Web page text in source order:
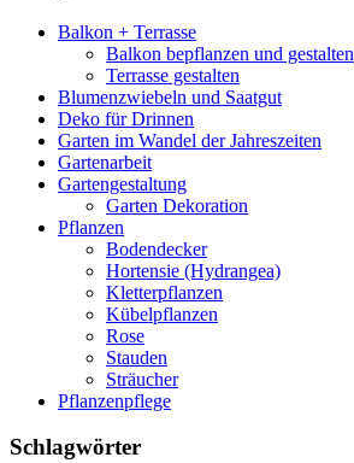
Balkon + Terrasse
Balkon bepflanzen und gestalten
Terrasse gestalten
Blumenzwiebeln und Saatgut
Deko für Drinnen
Garten im Wandel der Jahreszeiten
Gartenarbeit
Gartengestaltung
Garten Dekoration
Pflanzen
Bodendecker
Hortensie (Hydrangea)
Kletterpflanzen
Kübelpflanzen
Rose
Stauden
Sträucher
Pflanzenpflege
Schlagwörter